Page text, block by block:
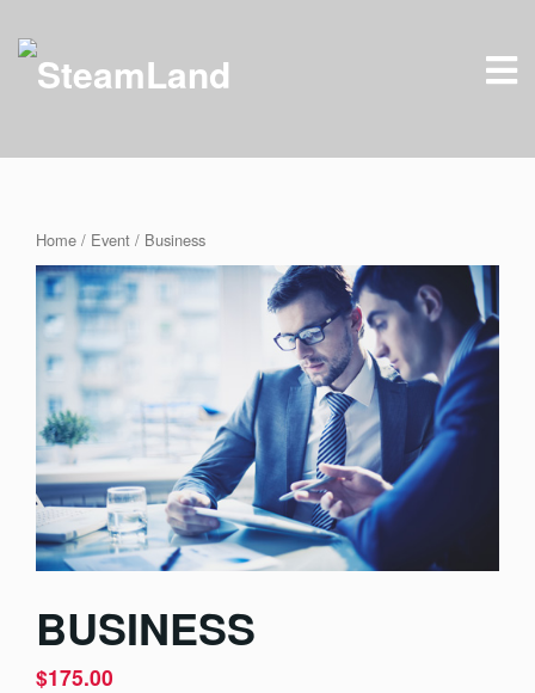
Home / Event / Business
BUSINESS
$175.00